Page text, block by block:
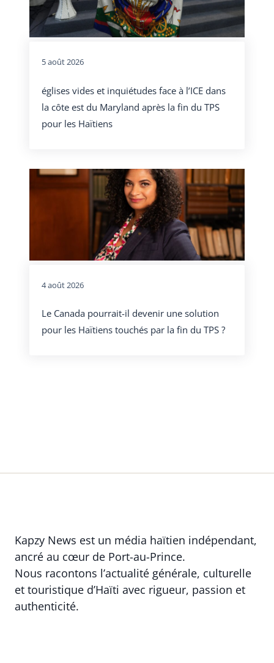
5 août 2026
églises vides et inquiétudes face à l’ICE dans
la côte est du Maryland après la fin du TPS
pour les Haïtiens
4 août 2026
Le Canada pourrait-il devenir une solution
pour les Haïtiens touchés par la fin du TPS ?
Kapzy News est un média haïtien indépendant,
ancré au cœur de Port-au-Prince.
Nous racontons l’actualité générale, culturelle
et touristique d’Haïti avec rigueur, passion et
authenticité.